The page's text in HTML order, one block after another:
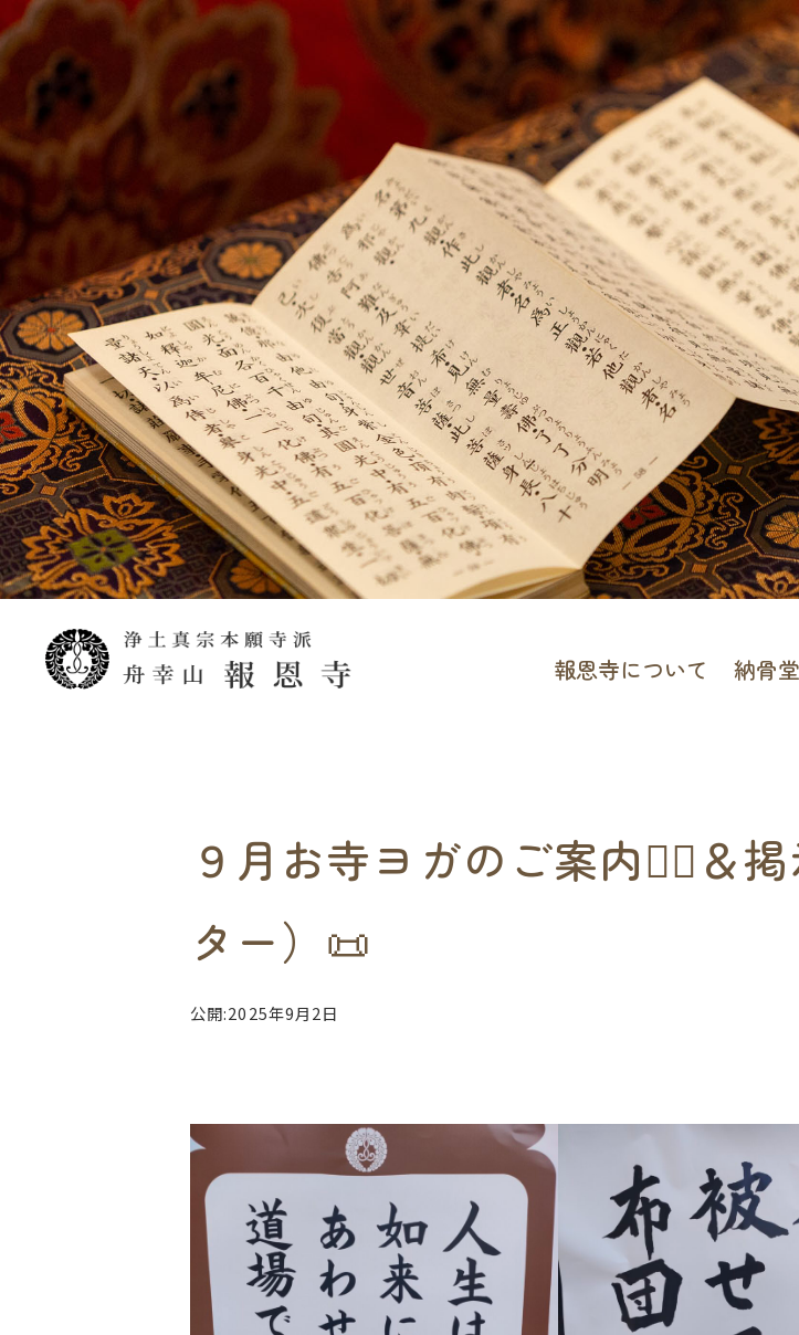
報恩寺について 納骨
９月お寺ヨガのご案内🧘‍♀️＆
ター）📜
公開:2025年9月2日